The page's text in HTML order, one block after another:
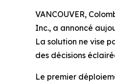
VANCOUVER,
Inc., a annoncé
La solution ne vise
des décisions
Le premier